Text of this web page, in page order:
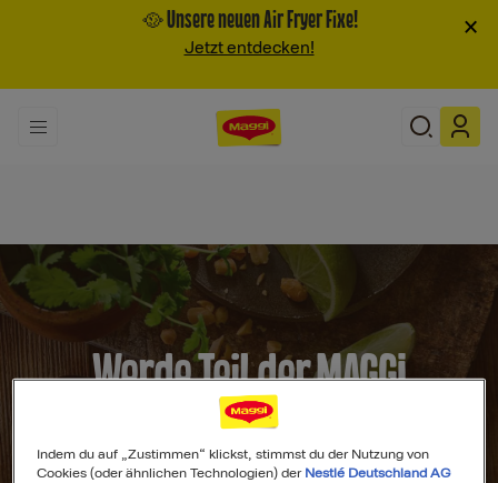
🥘 Unsere neuen Air Fryer Fixe!
Jetzt entdecken!
×
Werde Teil der MAGGI
Community
Indem du auf „Zustimmen“ klickst, stimmst du der Nutzung von
Cookies (oder ähnlichen Technologien) der Nestlé Deutschland AG